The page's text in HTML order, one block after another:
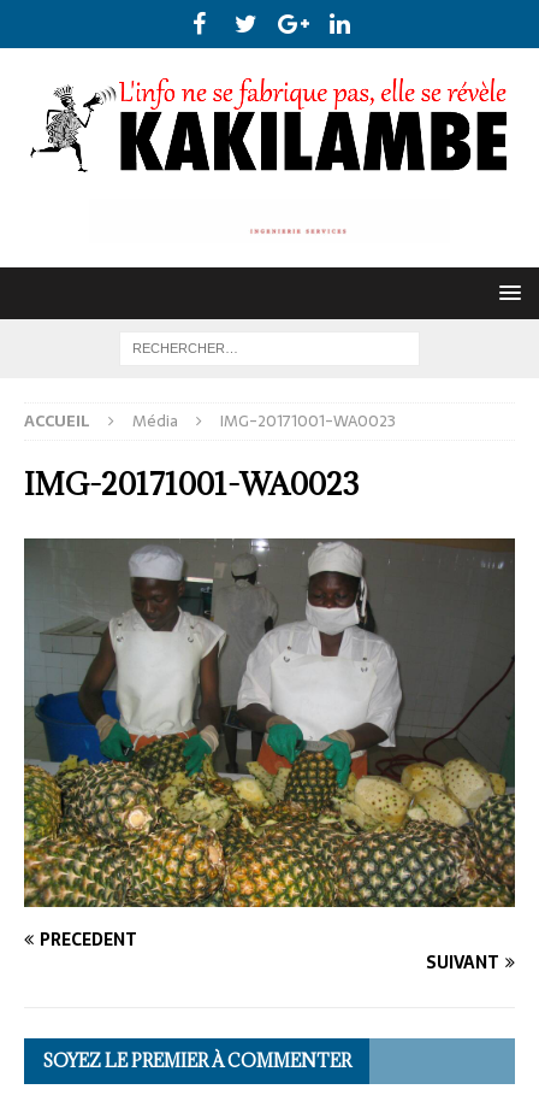
ACCUEIL Média IMG-20171001-WA0023
IMG-20171001-WA0023
PRÉCÉDENT
SUIVANT
SOYEZ LE PREMIER À COMMENTER